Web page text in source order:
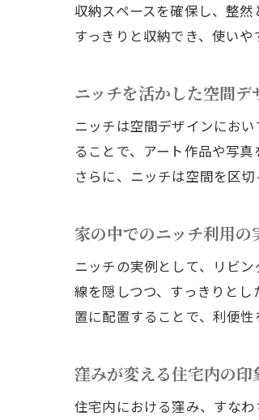
収納スペースを確保し、整
すっきりと収納でき、使い
ニッチを活かした空間デ
ニッチは空間デザインにお
ることで、アート作品や写
さらに、ニッチは空間を区
家の中でのニッチ利用の
ニッチの実例として、リビ
線を隠しつつ、すっきりと
置に配置することで、利便
窪みが変える住宅内の印
住宅内における窪み、すな